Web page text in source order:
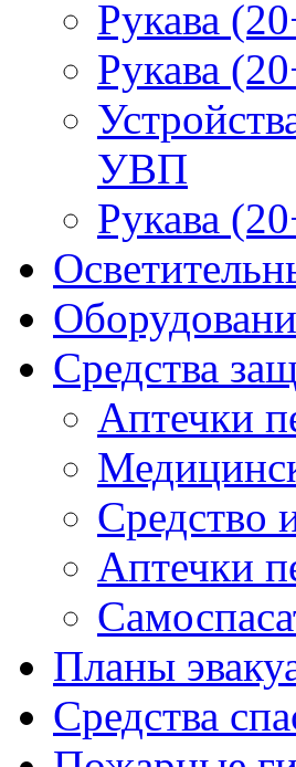
Рукава
Рукава
УВП
Рукава
Средства
Аптечки
Средство
Аптечки
Планы
Средства